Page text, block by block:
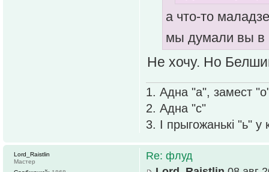
а что-то
мы думали вы в
Не хочу. Но
1. Адна "а", замест
2. Адна "с"
3. І прыгожанькі "ь" у
Re: флуд
Lord_Raistlin
Мастер